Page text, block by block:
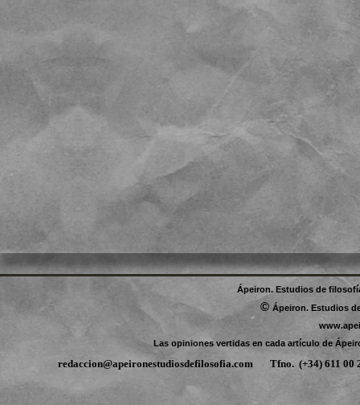
Ápeiron. Estudios de
©Ápeiron. Estudios
Las opiniones vertidas en cada artículo de
redaccion@apeironestudiosdefilosofia.com Tfno.(+34) 611